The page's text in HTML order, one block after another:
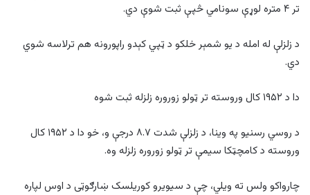
تر ۴ متره لوړې سونامي څپې ثبت شوې دي.
د زلزلې له امله د يو شمېر خلکو د ټپي کېدو راپورونه هم ترلاسه شوي
دي.
دا د ۱۹۵۲ کال وروسته تر ټولو زوروره زلزله ثبت شوه
د روسي رسنيو په وينا، د زلزلې شدت ۸.۷ درجې و، خو دا د ۱۹۵۲ کال
وروسته د کامچټکا سيمې تر ټولو زوروره زلزله وه.
چارواکو ولس ته ويلي، چې د سيويرو کوريلسک ښارګوټی د اوس لپاره